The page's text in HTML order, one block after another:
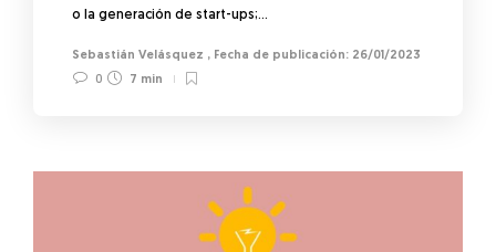
o la generación de start-ups;…
Sebastián Velásquez ,
26/01/2023
0
7 min